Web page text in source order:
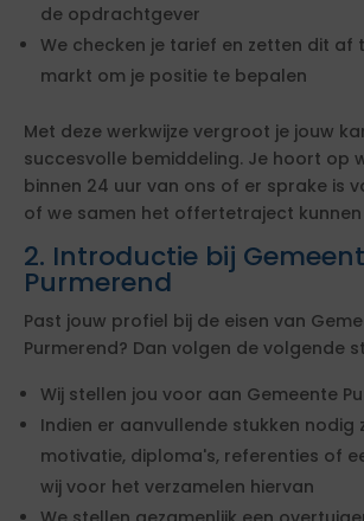
de opdrachtgever
We checken je tarief en zetten dit af
markt om je positie te bepalen
Met deze werkwijze vergroot je jouw
succesvolle bemiddeling. Je hoort op
binnen 24 uur van ons of er sprake is
of we samen het offertetraject kunnen
2. Introductie bij
Purmerend
Past jouw profiel bij de eisen van
Purmerend? Dan volgen de volgende
Wij stellen jou voor aan Gemeente
Indien er aanvullende stukken nodig
motivatie, diploma's, referenties of
wij voor het verzamelen hiervan